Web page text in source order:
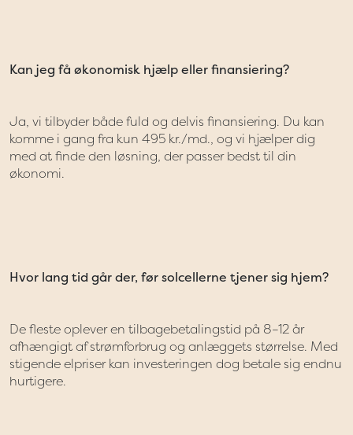
Kan jeg få økonomisk hjælp eller finansiering?
Ja, vi tilbyder både fuld og delvis finansiering. Du kan
komme i gang fra kun 495 kr./md., og vi hjælper dig
med at finde den løsning, der passer bedst til din
økonomi.
Hvor lang tid går der, før solcellerne tjener sig hjem?
De fleste oplever en tilbagebetalingstid på 8–12 år
afhængigt af strømforbrug og anlæggets størrelse. Med
stigende elpriser kan investeringen dog betale sig endnu
hurtigere.